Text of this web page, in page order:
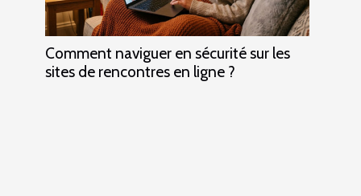
Comment naviguer en sécurité sur les
sites de rencontres en ligne ?